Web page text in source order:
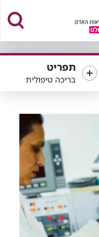
תפריט
בריכה טיפולית